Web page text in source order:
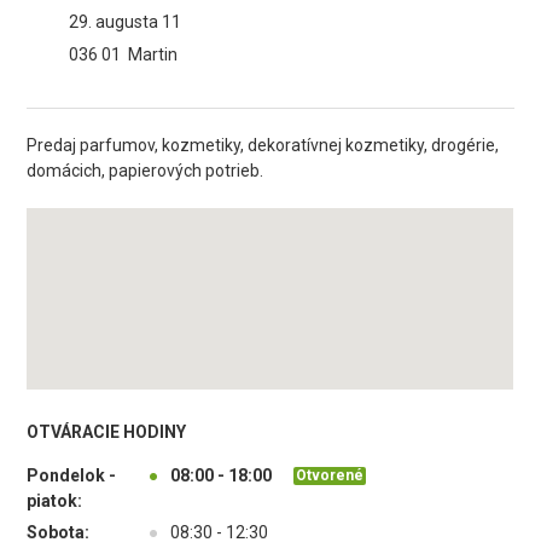
29. augusta 11
036 01
Martin
Predaj parfumov, kozmetiky, dekoratívnej kozmetiky, drogérie,
domácich, papierových potrieb.
OTVÁRACIE HODINY
Pondelok -
piatok:
● 08:00 - 18:00 Otvorené
Sobota: ●
08:30 - 12:30